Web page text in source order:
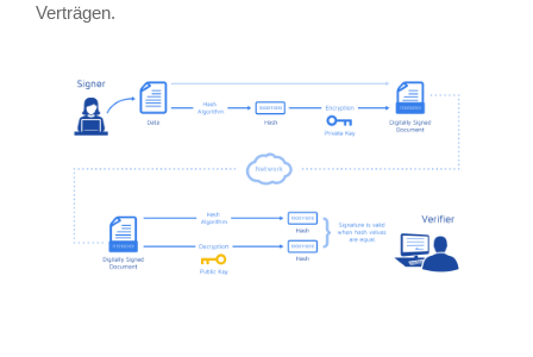
Verträgen.